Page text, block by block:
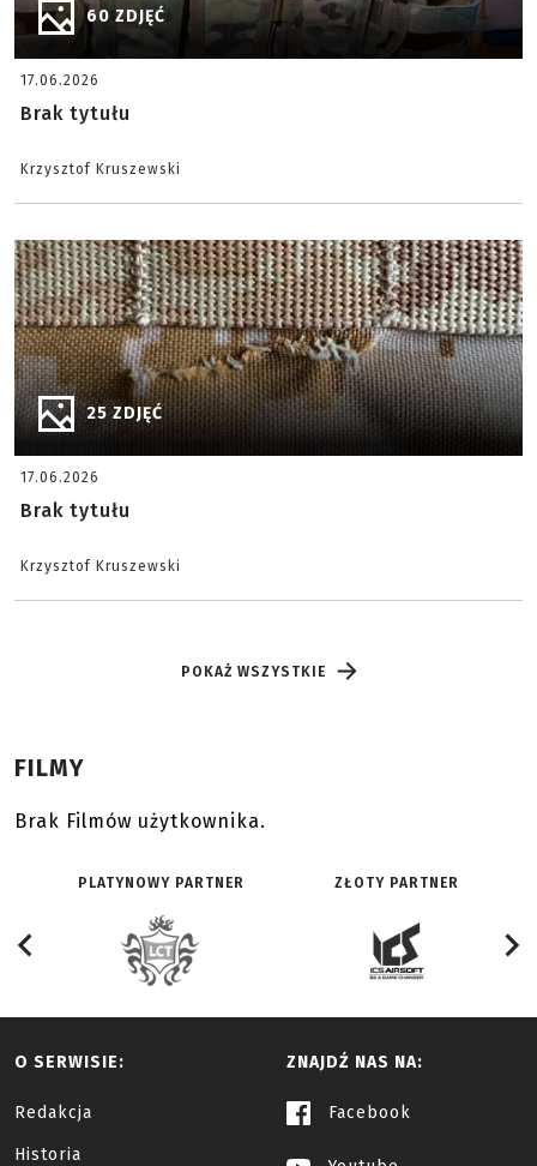
60 ZDJĘĆ
17.06.2026
Brak tytułu
Krzysztof Kruszewski
25 ZDJĘĆ
17.06.2026
Brak tytułu
Krzysztof Kruszewski
POKAŻ WSZYSTKIE
FILMY
Brak Filmów użytkownika.
PLATYNOWY PARTNER ZŁOTY PARTNER
O SERWISIE:
Redakcja
Historia
ZNAJDŹ NAS NA:
Facebook